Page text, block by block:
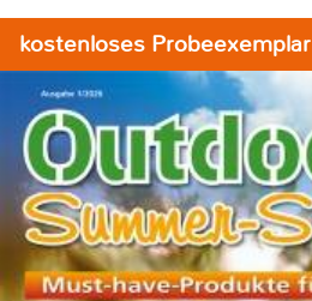
kostenloses Probeexemplar